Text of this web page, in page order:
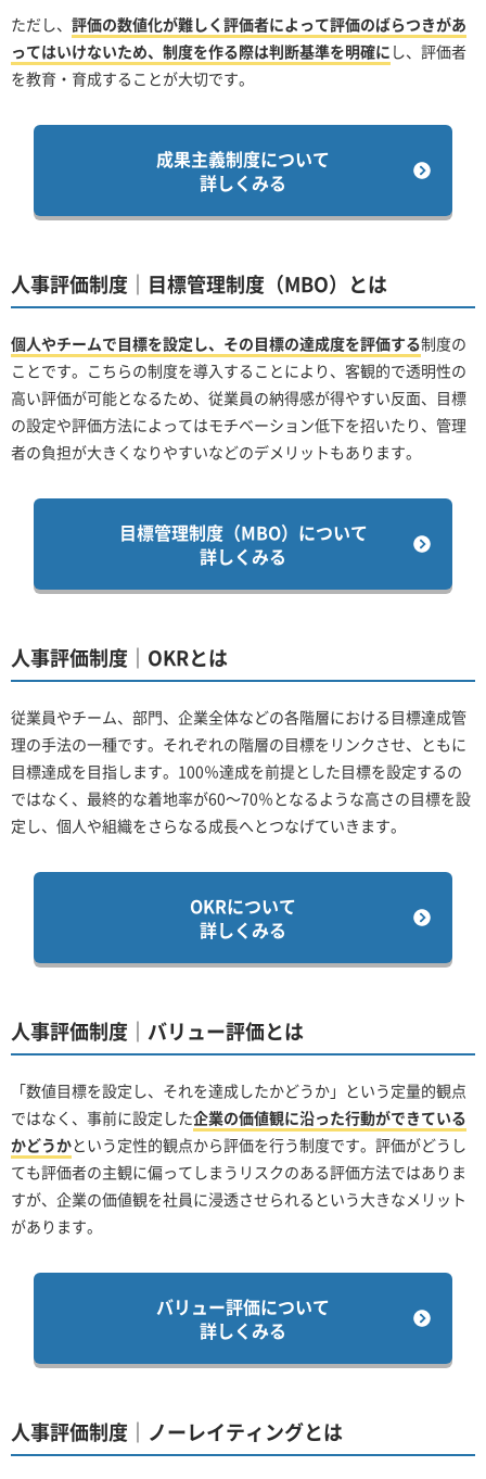
ただし、 評価の数値化が難しく評価者によって評価のばらつきがあ
ってはいけないため、制度を作る際は判断基準を明確に し、評価者
を教育・育成することが大切です。
成果主義制度について
詳しくみる
人事評価制度｜目標管理制度（MBO）とは
個人やチームで目標を設定し、その目標の達成度を評価する制度の
ことです。こちらの制度を導入することにより、客観的で透明性の
高い評価が可能となるため、従業員の納得感が得やすい反面、目標
の設定や評価方法によってはモチベーション低下を招いたり、管理
者の負担が大きくなりやすいなどのデメリットもあります。
目標管理制度（MBO）について
詳しくみる
人事評価制度｜OKRとは
従業員やチーム、部門、企業全体などの各階層における目標達成管
理の手法の一種です。それぞれの階層の目標をリンクさせ、ともに
目標達成を目指します。100％達成を前提とした目標を設定するの
ではなく、最終的な着地率が60～70％となるような高さの目標を設
定し、個人や組織をさらなる成長へとつなげていきます。
OKRについて
詳しくみる
人事評価制度｜バリュー評価とは
「数値目標を設定し、それを達成したかどうか」という定量的観点
ではなく、事前に設定した企業の価値観に沿った行動ができている
かどうかという定性的観点から評価を行う制度です。評価がどうし
ても評価者の主観に偏ってしまうリスクのある評価方法ではありま
すが、企業の価値観を社員に浸透させられるという大きなメリット
があります。
バリュー評価について
詳しくみる
人事評価制度｜ノーレイティングとは